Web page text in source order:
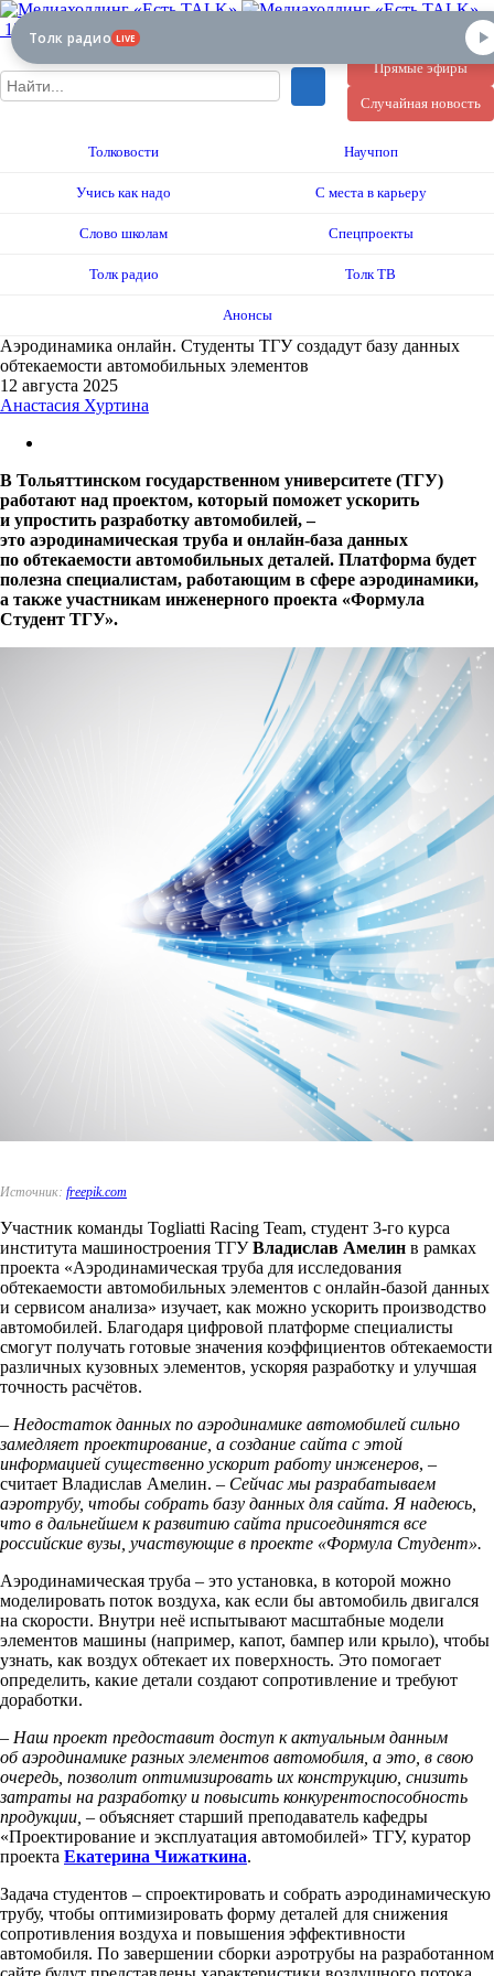
12+
Прямые эфиры
Случайная новость
Толковости Научпоп
Учись как надо С места в карьеру
Слово школам Спецпроекты
Толк радио Толк ТВ
Анонсы
Аэродинамика онлайн. Студенты ТГУ создадут базу данных
обтекаемости автомобильных элементов
12 августа 2025
Анастасия Хуртина
В Тольяттинском государственном университете (ТГУ)
работают над проектом, который поможет ускорить
и упростить разработку автомобилей, –
это аэродинамическая труба и онлайн-база данных
по обтекаемости автомобильных деталей. Платформа будет
полезна специалистам, работающим в сфере аэродинамики,
а также участникам инженерного проекта «Формула
Студент ТГУ».
Источник: freepik.com
Участник команды Togliatti Racing Team, студент 3-го курса
института машиностроения ТГУВладислав Амелин в рамках
проекта «Аэродинамическая труба для исследования
обтекаемости автомобильных элементов с онлайн-базой данных
и сервисом анализа» изучает, как можно ускорить производство
автомобилей. Благодаря цифровой платформе специалисты
смогут получать готовые значения коэффициентов обтекаемости
различных кузовных элементов, ускоряя разработку и улучшая
точность расчётов.
– Недостаток данных по аэродинамике автомобилей сильно
замедляет проектирование, а создание сайта с этой
информацией существенно ускорит работу инженеров, –
считает Владислав Амелин. – Сейчас мы разрабатываем
аэротрубу, чтобы собрать базу данных для сайта. Я надеюсь,
что в дальнейшем к развитию сайта присоединятся все
российские вузы, участвующие в проекте «Формула Студент».
Аэродинамическая труба – это установка, в которой можно
моделировать поток воздуха, как если бы автомобиль двигался
на скорости. Внутри неё испытывают масштабные модели
элементов машины (например, капот, бампер или крыло), чтобы
узнать, как воздух обтекает их поверхность. Это помогает
определить, какие детали создают сопротивление и требуют
доработки.
– Наш проект предоставит доступ к актуальным данным
об аэродинамике разных элементов автомобиля, а это, в свою
очередь, позволит оптимизировать их конструкцию, снизить
затраты на разработку и повысить конкурентоспособность
продукции, – объясняет старший преподаватель кафедры
«Проектирование и эксплуатация автомобилей» ТГУ, куратор
проекта Екатерина Чижаткина.
Задача студентов – спроектировать и собрать аэродинамическую
трубу, чтобы оптимизировать форму деталей для снижения
сопротивления воздуха и повышения эффективности
автомобиля. По завершении сборки аэротрубы на разработанном
Толк радио LIVE